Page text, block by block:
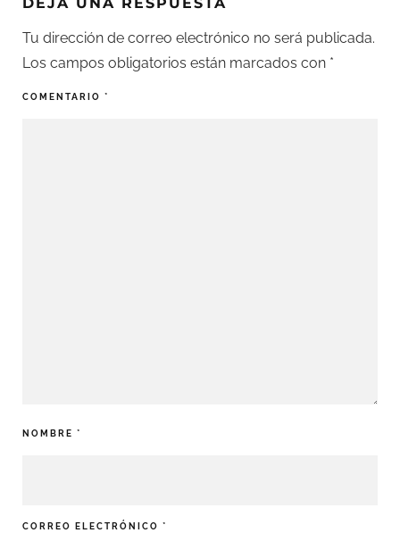
Tu dirección de correo electrónico no será publicada.
Los campos obligatorios están marcados con *
COMENTARIO *
NOMBRE *
CORREO ELECTRÓNICO *